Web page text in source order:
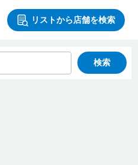
リストから店舗を検索
検索